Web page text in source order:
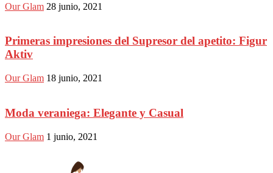
Our Glam 28 junio, 2021
Primeras impresiones del Supresor del apetito: Figur
Aktiv
Our Glam 18 junio, 2021
Moda veraniega: Elegante y Casual
Our Glam 1 junio, 2021